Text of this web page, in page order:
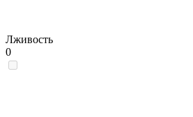
Лживость
0